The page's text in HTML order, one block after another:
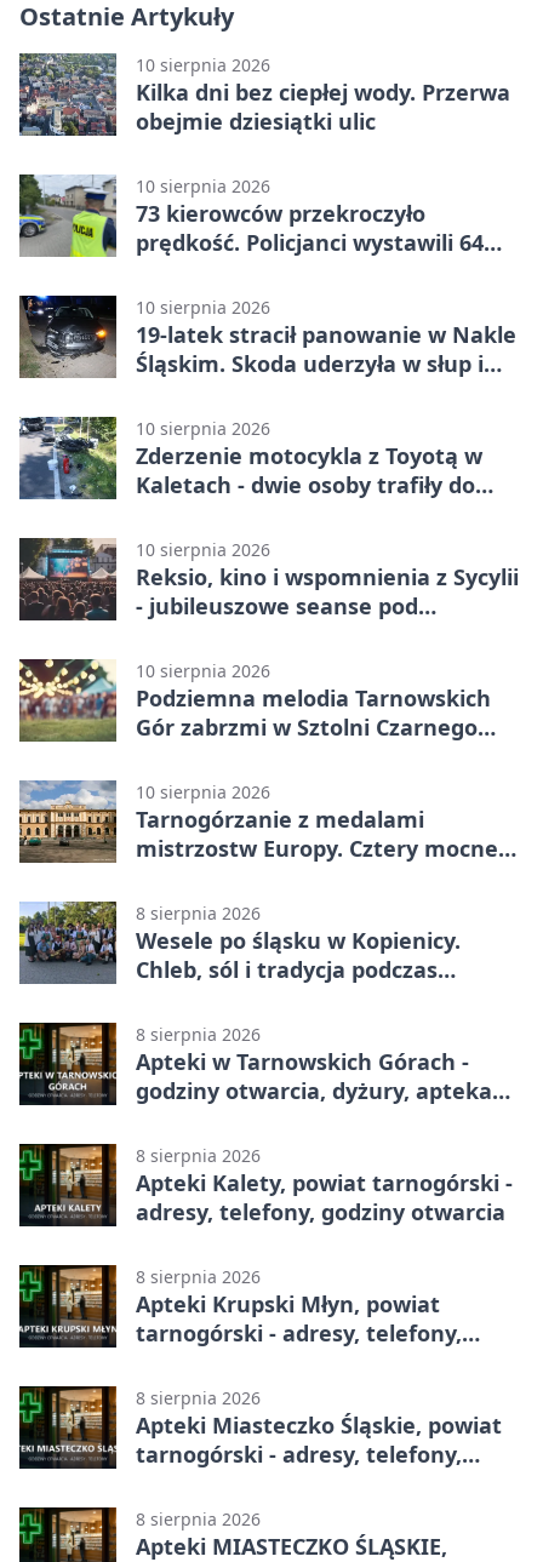
Ostatnie Artykuły
10 sierpnia 2026
Kilka dni bez ciepłej wody. Przerwa
obejmie dziesiątki ulic
10 sierpnia 2026
73 kierowców przekroczyło
prędkość. Policjanci wystawili 64
10 sierpnia 2026
19-latek stracił panowanie w Nakle
Śląskim. Skoda uderzyła w słup i
10 sierpnia 2026
Zderzenie motocykla z Toyotą w
Kaletach - dwie osoby trafiły do
10 sierpnia 2026
Reksio, kino i wspomnienia z Sycylii
- jubileuszowe seanse pod
10 sierpnia 2026
Podziemna melodia Tarnowskich
Gór zabrzmi w Sztolni Czarnego
10 sierpnia 2026
Tarnogórzanie z medalami
mistrzostw Europy. Cztery mocne
8 sierpnia 2026
Wesele po śląsku w Kopienicy.
Chleb, sól i tradycja podczas
8 sierpnia 2026
Apteki w Tarnowskich Górach -
godziny otwarcia, dyżury, apteka
8 sierpnia 2026
Apteki Kalety, powiat tarnogórski -
adresy, telefony, godziny otwarcia
8 sierpnia 2026
Apteki Krupski Młyn, powiat
tarnogórski - adresy, telefony,
8 sierpnia 2026
Apteki Miasteczko Śląskie, powiat
tarnogórski - adresy, telefony,
8 sierpnia 2026
Apteki MIASTECZKO ŚLĄSKIE,